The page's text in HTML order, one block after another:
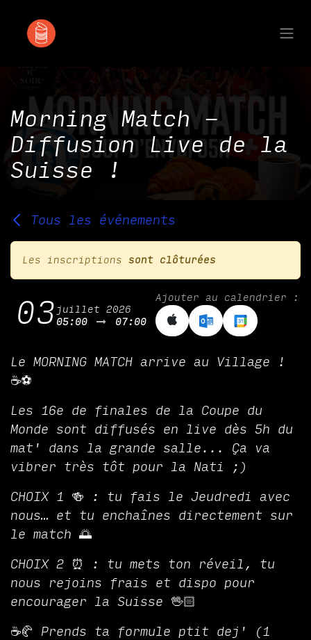
Morning Match -
Diffusion Live de la
Suisse !
Tous les événements
Les inscriptions sont clôturées
03 juillet 2026
05:00
07:00
Ajouter au calendrier :
Le MORNING MATCH arrive au Village !
☕️⚽️
Les 16e de finales de la Coupe du
Monde sont diffusés en live dès 5h du
mat' dans la grande salle... Ça va
vibrer très tôt pour la Nati ;)
CHOIX 1 🍻 : tu fais le Jeudredi avec
nous… et tu enchaînes directement sur
le match 🌅
CHOIX 2 ⏰ : tu mets ton réveil, tu
nous rejoins frais et dispo pour
encourager la Suisse 🖖🏻
☕🥐 Prends ta formule ptit dej' (1